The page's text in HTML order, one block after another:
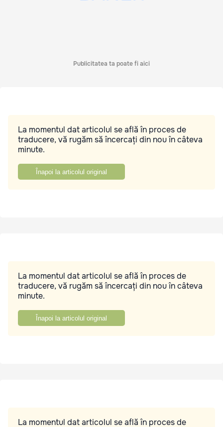
Publicitatea ta poate fi aici
La momentul dat articolul se află în proces de
traducere, vă rugăm să încercați din nou în câteva
minute.
Înapoi la articolul original
La momentul dat articolul se află în proces de
traducere, vă rugăm să încercați din nou în câteva
minute.
Înapoi la articolul original
La momentul dat articolul se află în proces de